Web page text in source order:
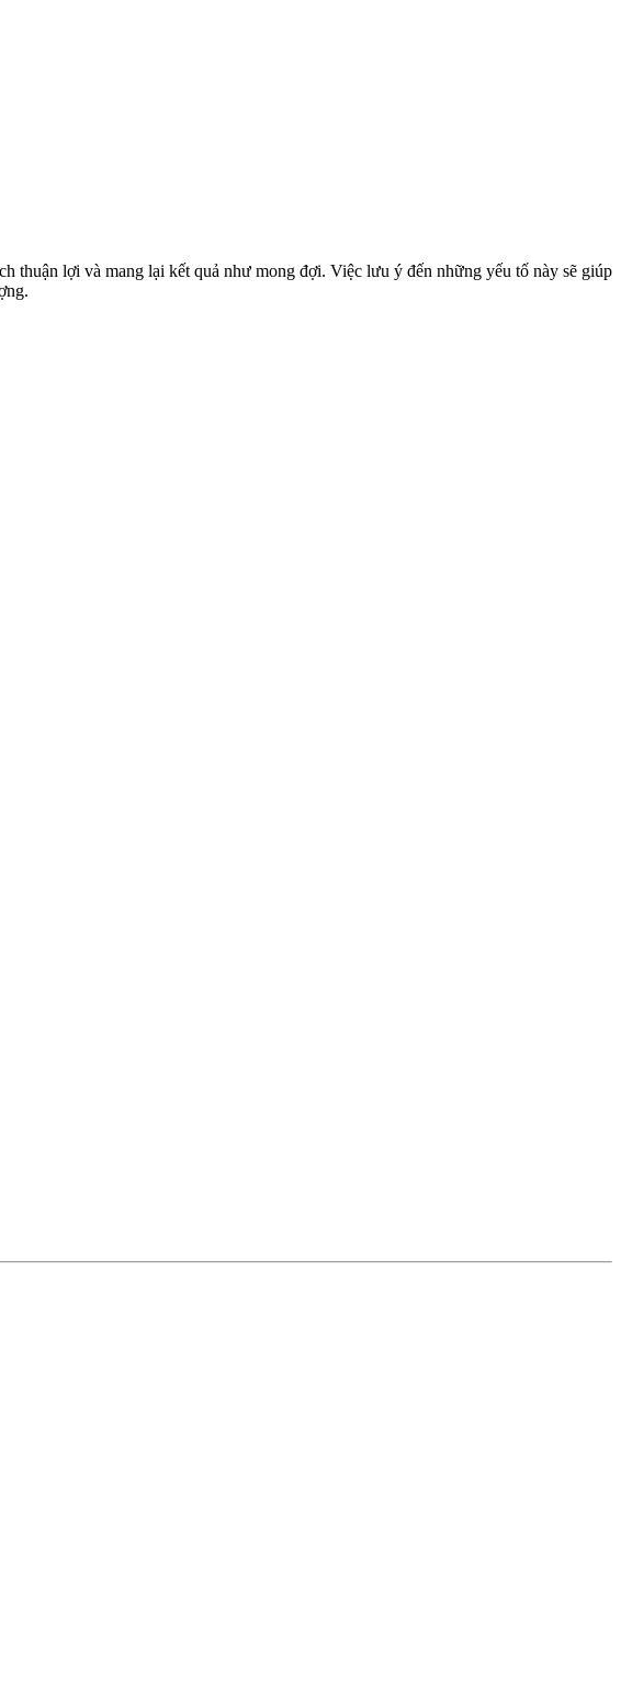
thuận lợi và mang lại kết quả như mong đợi. Việc lưu ý đến những yếu tố này sẽ giúp